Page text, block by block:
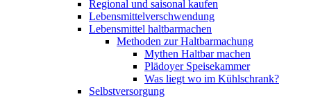
Regional und saisonal kaufen
Lebensmittelverschwendung
Lebensmittel haltbarmachen
Methoden zur Haltbarmachung
Mythen Haltbar machen
Plädoyer Speisekammer
Was liegt wo im Kühlschrank?
Selbstversorgung